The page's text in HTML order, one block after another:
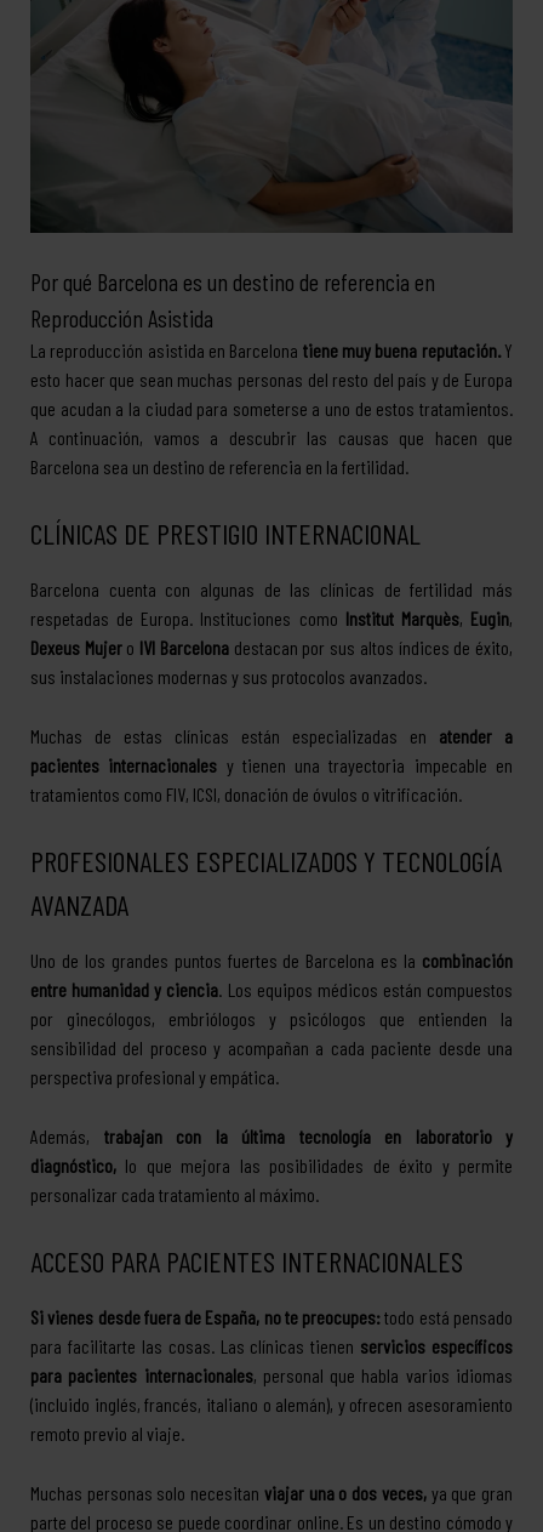
Por qué Barcelona es un destino de referencia en
Reproducción Asistida
La reproducción asistida en Barcelona tiene muy buena reputación.Y
esto hacer que sean muchas personas del resto del país y de Europa
que acudan a la ciudad para someterse a uno de estos tratamientos.
A continuación, vamos a descubrir las causas que hacen que
Barcelona sea un destino de referencia en la fertilidad.
CLÍNICAS DE PRESTIGIO INTERNACIONAL
Barcelona cuenta con algunas de las clínicas de fertilidad más
respetadas de Europa. Instituciones como Institut Marquès, Eugin,
Dexeus Mujero IVI Barcelonadestacan por sus altos índices de éxito,
sus instalaciones modernas y sus protocolos avanzados.
Muchas de estas clínicas están especializadas en atender a
pacientes internacionales y tienen una trayectoria impecable en
tratamientos como FIV, ICSI, donación de óvulos o vitrificación.
PROFESIONALES ESPECIALIZADOS Y TECNOLOGÍA
AVANZADA
Uno de los grandes puntos fuertes de Barcelona es la combinación
entre humanidad y ciencia . Los equipos médicos están compuestos
por ginecólogos, embriólogos y psicólogos que entienden la
sensibilidad del proceso y acompañan a cada paciente desde una
perspectiva profesional y empática.
Además, trabajan con la última tecnología en laboratorio y
diagnóstico, lo que mejora las posibilidades de éxito y permite
personalizar cada tratamiento al máximo.
ACCESO PARA PACIENTES INTERNACIONALES
Si vienes desde fuera de España, no te preocupes:todo está pensado
para facilitarte las cosas. Las clínicas tienen servicios específicos
para pacientes internacionales, personal que habla varios idiomas
(incluido inglés, francés, italiano o alemán), y ofrecen asesoramiento
remoto previo al viaje.
Muchas personas solo necesitan viajar una o dos veces, ya que gran
parte del proceso se puede coordinar online. Es un destino cómodo y